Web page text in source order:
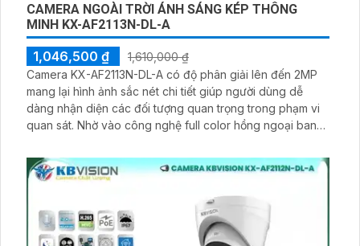
CAMERA NGOÀI TRỜI ÁNH SÁNG KÉP THÔNG
MINH KX-AF2113N-DL-A
1,046,500 ₫
1,610,000 ₫
Camera KX-AF2113N-DL-A có độ phân giải lên đến 2MP
mang lại hình ảnh sắc nét chi tiết giúp người dùng dễ
dàng nhận diện các đối tượng quan trọng trong phạm vi
quan sát. Nhờ vào công nghệ full color hồng ngoại ban
điều kiện ánh sáng yếu hoặc ban đêm giúp đảm bảo an
ninh 24/ bất kể là ban ngày hay ban đêm